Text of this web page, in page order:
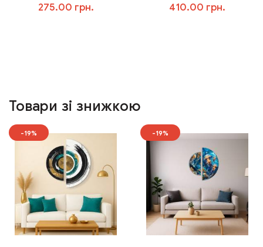
275.00 грн. 410.00 грн.
Товари зі знижкою
-19% -19%